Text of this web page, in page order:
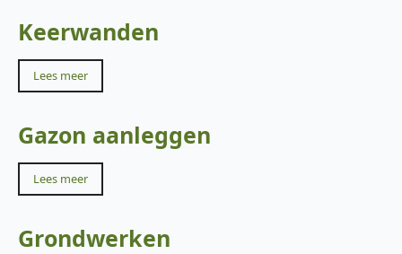
Keerwanden
Lees meer
Gazon aanleggen
Lees meer
Grondwerken